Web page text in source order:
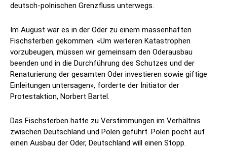
deutsch-polnischen Grenzfluss unterwegs.
Im August war es in der Oder zu einem massenhaften
Fischsterben gekommen. «Um weiteren Katastrophen
vorzubeugen, müssen wir gemeinsam den Oderausbau
beenden und in die Durchführung des Schutzes und der
Renaturierung der gesamten Oder investieren sowie giftige
Einleitungen untersagen», forderte der Initiator der
Protestaktion, Norbert Bartel.
Das Fischsterben hatte zu Verstimmungen im Verhältnis
zwischen Deutschland und Polen geführt. Polen pocht auf
einen Ausbau der Oder, Deutschland will einen Stopp.